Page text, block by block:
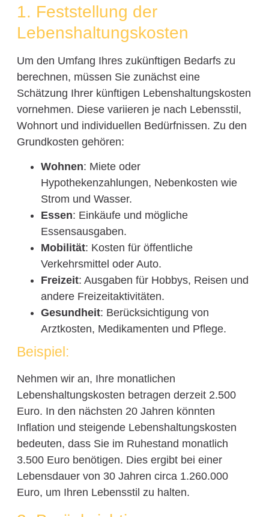
1. Feststellung der
Lebenshaltungskosten
Um den Umfang Ihres zukünftigen Bedarfs zu
berechnen, müssen Sie zunächst eine
Schätzung Ihrer künftigen Lebenshaltungskosten
vornehmen. Diese variieren je nach Lebensstil,
Wohnort und individuellen Bedürfnissen. Zu den
Grundkosten gehören:
Wohnen: Miete oder
Hypothekenzahlungen, Nebenkosten wie
Strom und Wasser.
Essen: Einkäufe und mögliche
Essensausgaben.
Mobilität: Kosten für öffentliche
Verkehrsmittel oder Auto.
Freizeit: Ausgaben für Hobbys, Reisen und
andere Freizeitaktivitäten.
Gesundheit: Berücksichtigung von
Arztkosten, Medikamenten und Pflege.
Beispiel:
Nehmen wir an, Ihre monatlichen
Lebenshaltungskosten betragen derzeit 2.500
Euro. In den nächsten 20 Jahren könnten
Inflation und steigende Lebenshaltungskosten
bedeuten, dass Sie im Ruhestand monatlich
3.500 Euro benötigen. Dies ergibt bei einer
Lebensdauer von 30 Jahren circa 1.260.000
Euro, um Ihren Lebensstil zu halten.